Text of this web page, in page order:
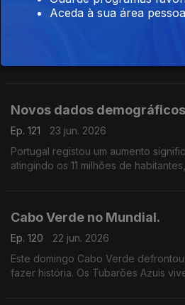
Novos dados
Ep. 121
23 jun. 2026
Portugal registou um aumento
atingindo os 11 milhões de
Cabo Verde no Mundial.
Ep. 120
22 jun. 2026
Este domingo Cabo Verde
fazer história. Os Tubarões Azuis
Aceda à sua área